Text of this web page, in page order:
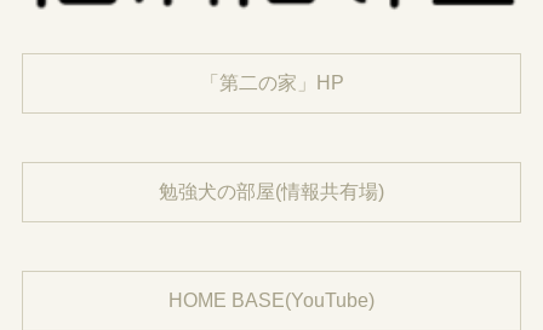
「第二の家」HP
勉強犬の部屋(情報共有場)
HOME BASE(YouTube)